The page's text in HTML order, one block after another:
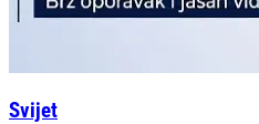
Svijet